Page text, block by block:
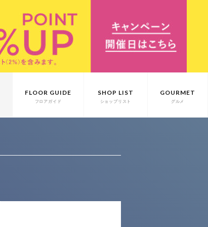
FLOOR GUIDE
フロアガイド
SHOP LIST
ショップリスト
GOURMET
グルメ